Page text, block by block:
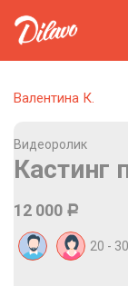
Валентина К.
Видеоролик
Кастинг
12 000 Р
20 - 30